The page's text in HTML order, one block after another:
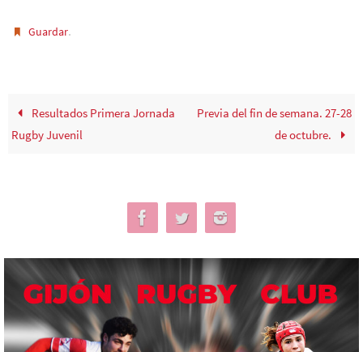
Guardar.
Resultados Primera Jornada
Rugby Juvenil
Previa del fin de semana. 27-28
de octubre.